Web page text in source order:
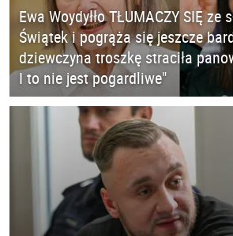
Ewa Woydyłło TŁUMACZY SIĘ ze
Świątek i pogrąża się jeszcze
dziewczyna troszkę straciła
I to nie jest pogardliwe"